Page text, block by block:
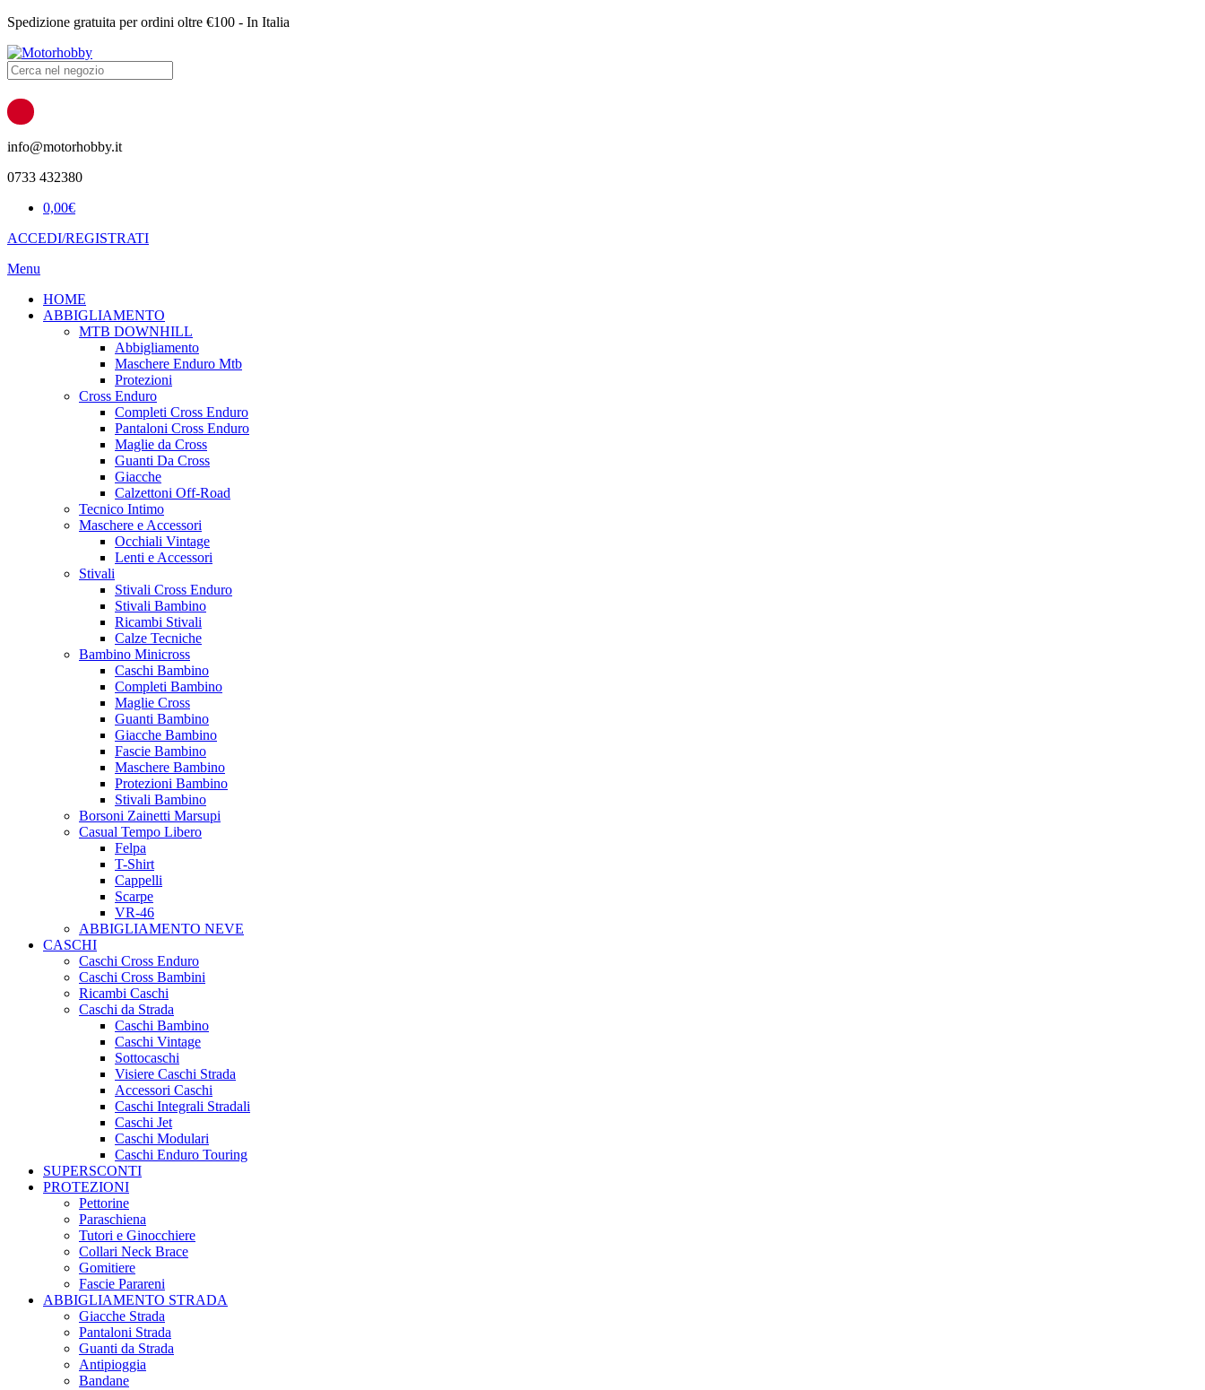
Spedizione gratuita per ordini oltre €100 - In Italia
Products
search
info@motorhobby.it
0733 432380
0,00€
ACCEDI/REGISTRATI
Menu
HOME
ABBIGLIAMENTO
MTB DOWNHILL
Abbigliamento
Maschere Enduro Mtb
Protezioni
Cross Enduro
Completi Cross Enduro
Pantaloni Cross Enduro
Maglie da Cross
Guanti Da Cross
Giacche
Calzettoni Off-Road
Tecnico Intimo
Maschere e Accessori
Occhiali Vintage
Lenti e Accessori
Stivali
Stivali Cross Enduro
Stivali Bambino
Ricambi Stivali
Calze Tecniche
Bambino Minicross
Caschi Bambino
Completi Bambino
Maglie Cross
Guanti Bambino
Giacche Bambino
Fascie Bambino
Maschere Bambino
Protezioni Bambino
Stivali Bambino
Borsoni Zainetti Marsupi
Casual Tempo Libero
Felpa
T-Shirt
Cappelli
Scarpe
VR-46
ABBIGLIAMENTO NEVE
CASCHI
Caschi Cross Enduro
Caschi Cross Bambini
Ricambi Caschi
Caschi da Strada
Caschi Bambino
Caschi Vintage
Sottocaschi
Visiere Caschi Strada
Accessori Caschi
Caschi Integrali Stradali
Caschi Jet
Caschi Modulari
Caschi Enduro Touring
SUPERSCONTI
PROTEZIONI
Pettorine
Paraschiena
Tutori e Ginocchiere
Collari Neck Brace
Gomitiere
Fascie Parareni
ABBIGLIAMENTO STRADA
Giacche Strada
Pantaloni Strada
Guanti da Strada
Antipioggia
Bandane